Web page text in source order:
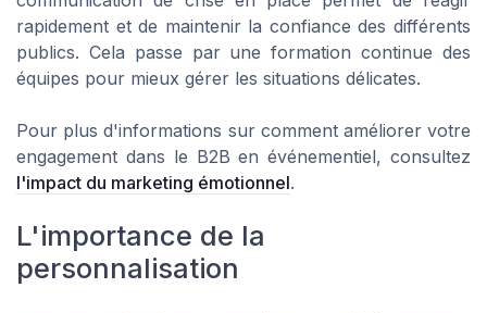
rapidement et de maintenir la confiance des différents
publics. Cela passe par une formation continue des
équipes pour mieux gérer les situations délicates.
Pour plus d'informations sur comment améliorer votre
engagement dans le B2B en événementiel, consultez
l'impact du marketing émotionnel.
L'importance de la
personnalisation